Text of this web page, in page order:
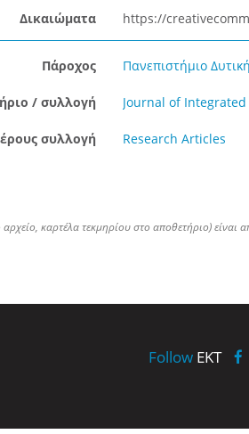
Δικαιώματα https://
Πάροχος Πανεπιστήμιο
/ συλλογή Journal of
συλλογή Research Articles
καρτέλα τεκμηρίου στο αποθετήριο) είναι
Follow EKT